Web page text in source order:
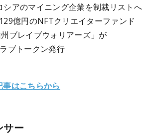
シアのマイニング企業を制裁リストへ
億円のNFTクリエイターファンド
州ブレイブウォリアーズ」が
ブトークン発行
はこちらから
サー